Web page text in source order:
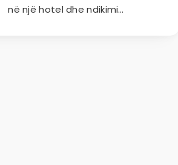
në një hotel dhe ndikimi…